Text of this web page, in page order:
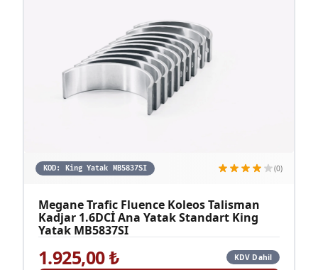
KOD: King Yatak MB5837SI (0)
Megane Trafic Fluence Koleos Talisman
Kadjar 1.6DCİ Ana Yatak Standart King
Yatak MB5837SI
1.925,00₺ KDV Dahil